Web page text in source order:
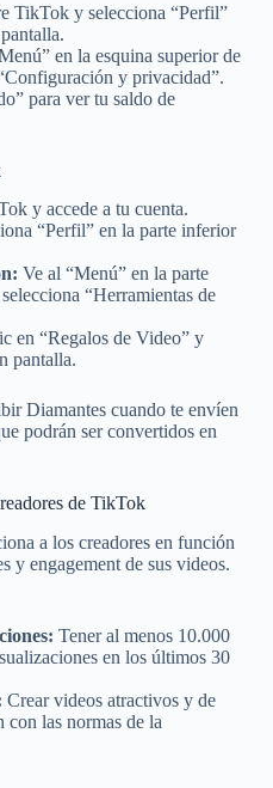
TikTok y selecciona “Perfil”
en la esquina superior de
y privacidad”.
para ver tu saldo de
y accede a tu cuenta.
“Perfil” en la parte inferior
Ve al “Menú” en la parte
“Herramientas de
en “Regalos de Video” y
pantalla.
Diamantes cuando te envíen
podrán ser convertidos en
de TikTok
a los creadores en función
y engagement de sus videos.
Tener al menos 10.000
en los últimos 30
Crear videos atractivos y de
con las normas de la